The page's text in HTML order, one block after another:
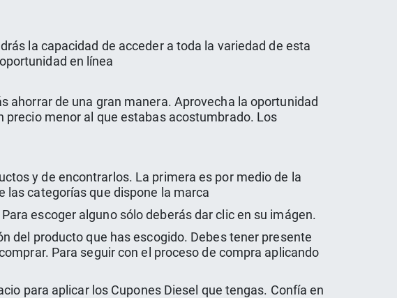
la capacidad de acceder a toda la variedad de esta
en línea
ahorrar de una gran manera. Aprovecha la oportunidad
precio menor al que estabas acostumbrado. Los
y de encontrarlos. La primera es por medio de la
las categorías que dispone la marca
escoger alguno sólo deberás dar clic en su imágen.
del producto que has escogido. Debes tener presente
Para seguir con el proceso de compra aplicando
para aplicar los Cupones Diesel que tengas. Confía en